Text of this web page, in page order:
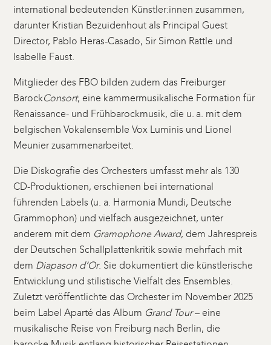
international bedeutenden Künstler:innen zusammen,
darunter Kristian Bezuidenhout als Principal Guest
Director, Pablo Heras-Casado, Sir Simon Rattle und
Isabelle Faust.
Mitglieder des FBO bilden zudem das Freiburger
BarockConsort, eine kammermusikalische Formation für
Renaissance- und Frühbarockmusik, die u. a. mit dem
belgischen Vokalensemble Vox Luminis und Lionel
Meunier zusammenarbeitet.
Die Diskografie des Orchesters umfasst mehr als 130
CD-Produktionen, erschienen bei international
führenden Labels (u. a. Harmonia Mundi, Deutsche
Grammophon) und vielfach ausgezeichnet, unter
anderem mit dem Gramophone Award, dem Jahrespreis
der Deutschen Schallplattenkritik sowie mehrfach mit
dem Diapason d’Or. Sie dokumentiert die künstlerische
Entwicklung und stilistische Vielfalt des Ensembles.
Zuletzt veröffentlichte das Orchester im November 2025
beim Label Aparté das Album Grand Tour– eine
musikalische Reise von Freiburg nach Berlin, die